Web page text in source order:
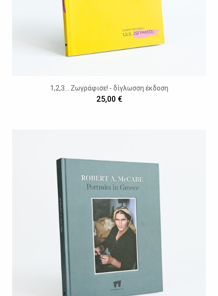
1,2,3... Ζωγράφισε! - δίγλωσση έκδοση
25,00 €